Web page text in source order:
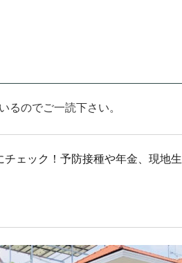
るのでご一読下さい。
ェック！予防接種や年金、現地